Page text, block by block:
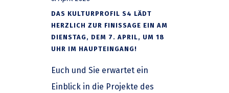
DAS KULTURPROFIL S4 LÄDT
HERZLICH ZUR FINISSAGE EIN AM
DIENSTAG, DEM 7. APRIL, UM 18
UHR IM HAUPTEINGANG!
Euch und Sie erwartet ein
Einblick in die Projekte des